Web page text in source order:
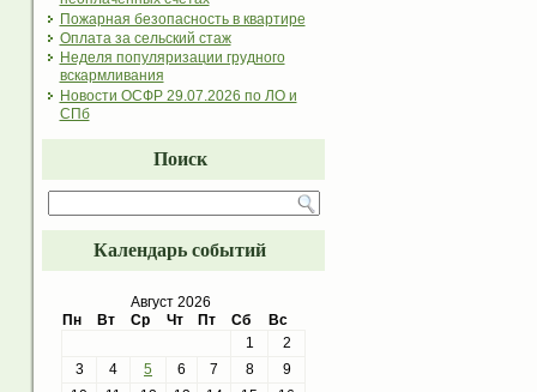
Пожарная безопасность в квартире
Оплата за сельский стаж
Неделя популяризации грудного
вскармливания
Новости ОСФР 29.07.2026 по ЛО и
СПб
Поиск
Календарь событий
Август 2026
Пн
Вт Ср Чт Пт Сб
Вс
1
2
3
4 5 6 7 8
9